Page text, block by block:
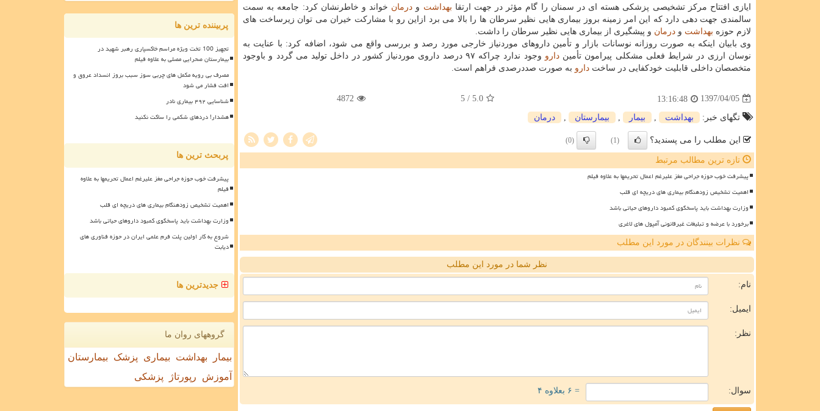
ایازی افتتاح مركز تشخیصی پزشكی هسته ای در سمنان را گام مؤثر در جهت ارتقا بهداشت و درمان خواند و خاطرنشان كرد: جامعه به سمت
سالمندی جهت دهی دارد كه این امر زمینه بروز بیماری هایی نظیر سرطان ها را بالا می برد ازاین رو با مشاركت خیران می توان زیرساخت های
لازم حوزه بهداشت و درمان و پیشگیری از بیماری هایی نظیر سرطان را داشت.
وی بابیان اینكه به صورت روزانه نوسانات بازار و تأمین داروهای موردنیاز خارجی مورد رصد و بررسی واقع می شود، اضافه كرد: با عنایت به
نوسان ارزی در شرایط فعلی مشكلی پیرامون تأمیندارو
وجود ندارد چراكه ۹۷ درصد داروی موردنیاز كشور در داخل تولید می گردد و باوجود
متخصصان داخلی قابلیت خودكفایی در ساخت دارو به صورت صددرصدی فراهم است.
1397/04/05
13:16:48
5.0
/ 5
4872
تگهای خبر: بهداشت بیمار بیمارستان درمان
این مطلب را می پسندید؟ (1)
(0)
تازه ترین مطالب مرتبط
پیشرفت خوب حوزه جراحی مغز علیرغم اعمال تحریمها به علاوه فیلم
اهمیت تشخیص زودهنگام بیماری های دریچه ای قلب
وزارت بهداشت باید پاسخگوی کمبود داروهای حیاتی باشد
برخورد با عرضه و تبلیغات غیرقانونی آمپول های لاغری
نظرات بینندگان در مورد این مطلب
نظر شما در مورد این مطلب
نام:
ایمیل:
نظر:
سوال: = ۶ بعلاوه ۴
پربیننده ترین ها
تجهیز 100 تخت ویژه مراسم خاکسپاری رهبر شهید در
بیمارستان صحرایی مصلی به علاوه فیلم
مصرف بی رویه مکمل های چربی سوز سبب بروز انسداد عروق و
افت فشار می شود
شناسایی ۴۹۲ بیماری نادر
هشدار! دردهای شکمی را ساکت نکنید
پربحث ترین ها
پیشرفت خوب حوزه جراحی مغز علیرغم اعمال تحریمها به علاوه
فیلم
اهمیت تشخیص زودهنگام بیماری های دریچه ای قلب
وزارت بهداشت باید پاسخگوی کمبود داروهای حیاتی باشد
شروع به کار اولین پلت فرم علمی ایران در حوزه فناوری های
دیابت
جدیدترین ها
گروههای روان ما
بیمار بهداشت بیماری پزشک
بیمارستان
آموزش
رپورتاژ پزشکی